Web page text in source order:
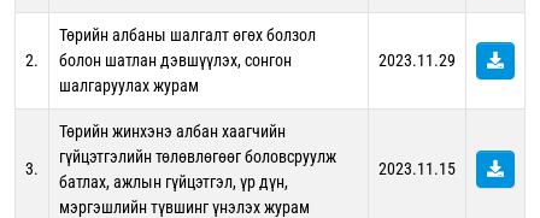
2.
Төрийн албаны шалгалт өгөх болзол
болон шатлан дэвшүүлэх, сонгон
шалгаруулах журам
2023.11.29
3.
Төрийн жинхэнэ албан хаагчийн
гүйцэтгэлийн төлөвлөгөөг боловсруулж
батлах, ажлын гүйцэтгэл, үр дүн,
мэргэшлийн түвшинг үнэлэх журам
2023.11.15